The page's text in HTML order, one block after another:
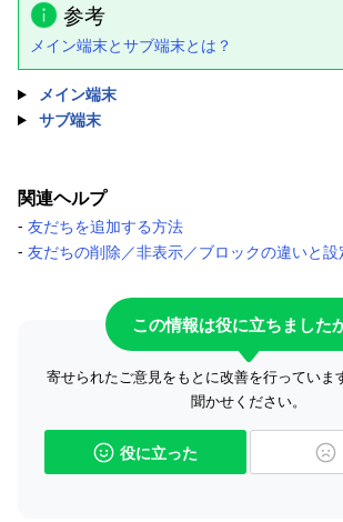
参考
メイン端末とサブ端末とは？
メイン端末
サブ端末
関連ヘルプ
‐ 友だちを追加する方法
‐ 友だちの削除／非表示／ブロックの違いと
この情報は役に立ちました
寄せられたご意見をもとに改善を行っていま
聞かせください。
役に立った